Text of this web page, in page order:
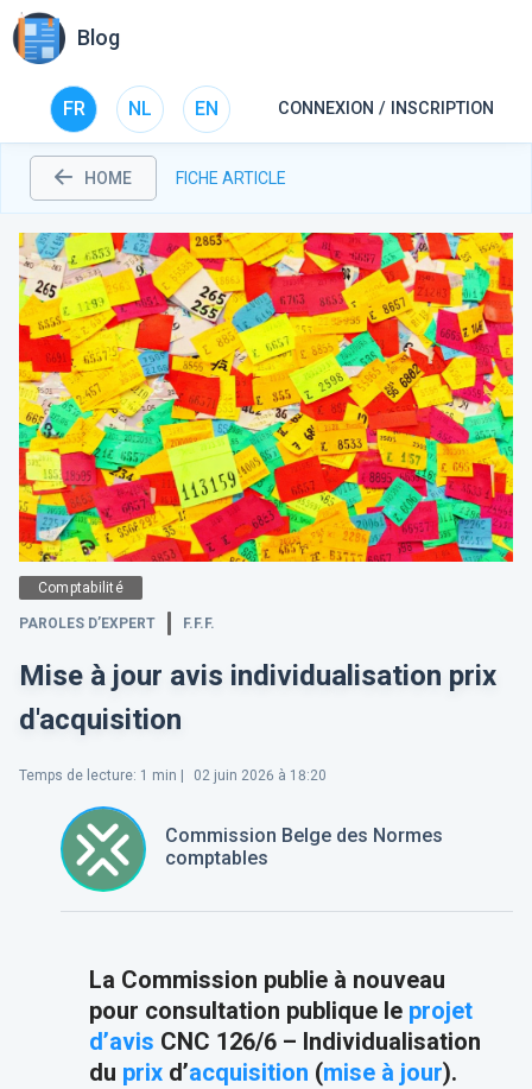
Blog
FR NL EN CONNEXION / INSCRIPTION
HOME FICHE ARTICLE
Comptabilité
PAROLES D’EXPERT F.F.F.
Mise à jour avis individualisation prix
d'acquisition
Temps de lecture: 1 min | 02 juin 2026 à 18:20
Commission Belge des Normes
comptables
La Commission publie à nouveau
pour consultation publique le projet
d’avis CNC 126/6 – Individualisation
du prixd’acquisition (mise à jour).